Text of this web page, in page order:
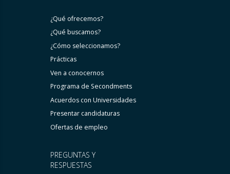
PREGUNTAS Y
RESPUESTAS
¿Qué ofrecemos?
¿Qué buscamos?
¿Cómo seleccionamos?
Prácticas
Ven a conocernos
Programa de Secondments
Acuerdos con Universidades
Presentar candidaturas
Ofertas de empleo